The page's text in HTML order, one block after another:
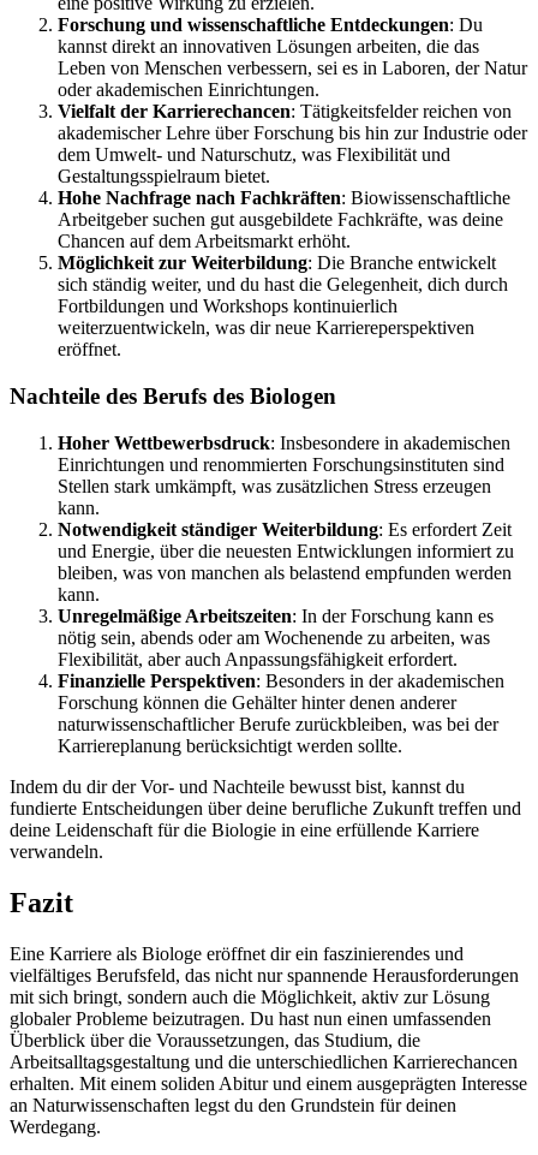
Forschung und wissenschaftliche Entdeckungen: Du
kannst direkt an innovativen Lösungen arbeiten, die das
Leben von Menschen verbessern, sei es in Laboren, der Natur
oder akademischen Einrichtungen.
Vielfalt der Karrierechancen: Tätigkeitsfelder reichen von
akademischer Lehre über Forschung bis hin zur Industrie oder
dem Umwelt- und Naturschutz, was Flexibilität und
Gestaltungsspielraum bietet.
Hohe Nachfrage nach Fachkräften: Biowissenschaftliche
Arbeitgeber suchen gut ausgebildete Fachkräfte, was deine
Chancen auf dem Arbeitsmarkt erhöht.
Möglichkeit zur Weiterbildung: Die Branche entwickelt
sich ständig weiter, und du hast die Gelegenheit, dich durch
Fortbildungen und Workshops kontinuierlich
weiterzuentwickeln, was dir neue Karriereperspektiven
eröffnet.
Nachteile des Berufs des Biologen
Hoher Wettbewerbsdruck: Insbesondere in akademischen
Einrichtungen und renommierten Forschungsinstituten sind
Stellen stark umkämpft, was zusätzlichen Stress erzeugen
kann.
Notwendigkeit ständiger Weiterbildung: Es erfordert Zeit
und Energie, über die neuesten Entwicklungen informiert zu
bleiben, was von manchen als belastend empfunden werden
kann.
Unregelmäßige Arbeitszeiten: In der Forschung kann es
nötig sein, abends oder am Wochenende zu arbeiten, was
Flexibilität, aber auch Anpassungsfähigkeit erfordert.
Finanzielle Perspektiven: Besonders in der akademischen
Forschung können die Gehälter hinter denen anderer
naturwissenschaftlicher Berufe zurückbleiben, was bei der
Karriereplanung berücksichtigt werden sollte.
Indem du dir der Vor- und Nachteile bewusst bist, kannst du
fundierte Entscheidungen über deine berufliche Zukunft treffen und
deine Leidenschaft für die Biologie in eine erfüllende Karriere
verwandeln.
Fazit
Eine Karriere als Biologe eröffnet dir ein faszinierendes und
vielfältiges Berufsfeld, das nicht nur spannende Herausforderungen
mit sich bringt, sondern auch die Möglichkeit, aktiv zur Lösung
globaler Probleme beizutragen. Du hast nun einen umfassenden
Überblick über die Voraussetzungen, das Studium, die
Arbeitsalltagsgestaltung und die unterschiedlichen Karrierechancen
erhalten. Mit einem soliden Abitur und einem ausgeprägten Interesse
an Naturwissenschaften legst du den Grundstein für deinen
Werdegang.